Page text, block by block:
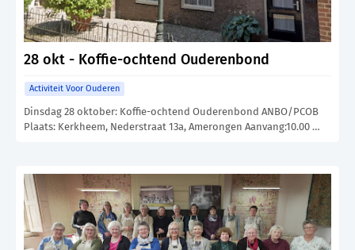
28 okt - Koffie-ochtend Ouderenbond
Activiteit Voor Ouderen
Dinsdag 28 oktober: Koffie-ochtend Ouderenbond ANBO/PCOB
Plaats: Kerkheem, Nederstraat 13a, Amerongen Aanvang:10.00 …